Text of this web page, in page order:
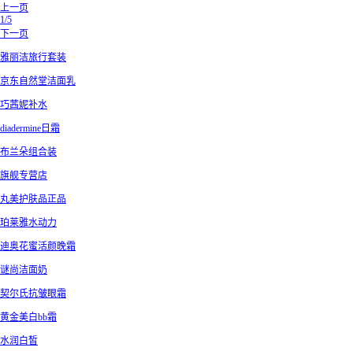
上一页
1/5
下一页
雅丽洁旅行套装
京东自然堂洁面乳
巧茜妮补水
diadermine日霜
布兰朵组合装
旗舰专营店
丸美护肤品正品
珀莱雅水动力
迪奥花蜜活颜晚霜
谜尚洁面奶
契尔氏抗皱眼霜
黄金美白bb霜
水润白皙